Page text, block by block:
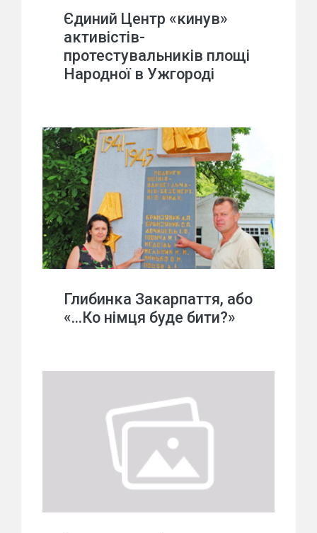
Єдиний Центр «кинув»
активістів-
протестувальників площі
Народної в Ужгороді
Глибинка Закарпаття, або
«…Ко німця буде бити?»